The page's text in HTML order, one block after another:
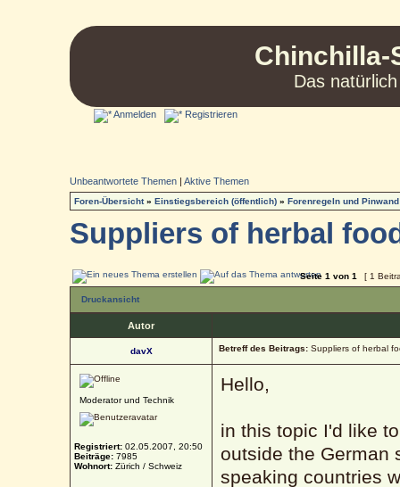
Chinchilla-
Das
Anmelden Registrieren
Unbeantwortete Themen |Aktive Themen
Foren-Übersicht»Einstiegsbereich (öffentlich) »Forenregeln und Pinwand
Suppliers of herbal
Seite1 von1 [ 1
Druckansicht
Autor
davX Betreff des Beitrags: Suppliers of herbal
Moderator und Technik
Registriert: 02.05.2007, 20:50
Beiträge: 7985
Wohnort: Zürich / Schweiz
Hello,
in this topic I'd like
outside the German
speaking countries